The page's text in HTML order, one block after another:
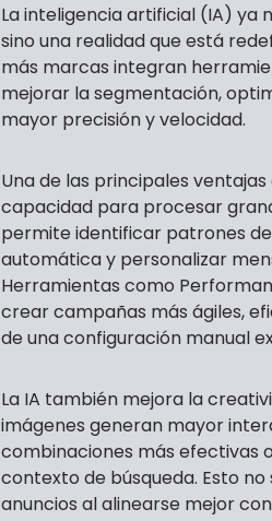
La inteligencia artificial (IA) ya
sino una realidad que está
más marcas integran
mejorar la segmentación,
mayor precisión y velocidad.
Una de las principales
capacidad para procesar
permite identificar patrones
automática y personalizar
Herramientas como
crear campañas más ágiles,
de una configuración manual
La IA también mejora la
imágenes generan mayor
combinaciones más efectivas
contexto de búsqueda. Esto
anuncios al alinearse mejor